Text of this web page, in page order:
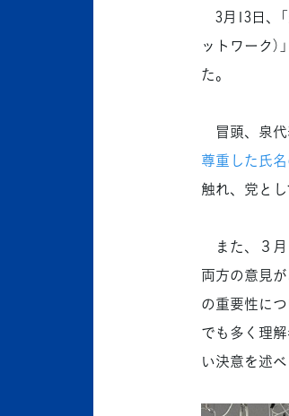
3月13日、
ットワーク
た。
冒頭、泉代
尊重した氏
触れ、党と
また、３月
両方の意見
の重要性に
でも多く理
い決意を述べ